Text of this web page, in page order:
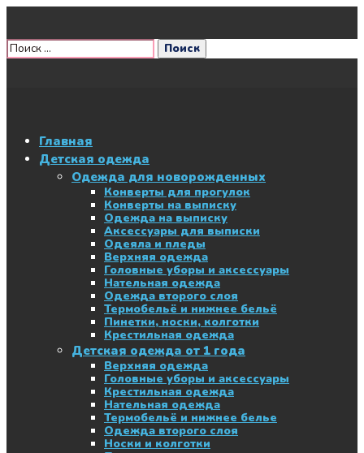
Главная
Детская одежда
Одежда для новорожденных
Конверты для прогулок
Конверты на выписку
Одежда на выписку
Аксессуары для выписки
Одеяла и пледы
Верхняя одежда
Головные уборы и аксессуары
Нательная одежда
Одежда второго слоя
Термобельё и нижнее бельё
Пинетки, носки, колготки
Крестильная одежда
Детская одежда от 1 года
Верхняя одежда
Головные уборы и аксессуары
Крестильная одежда
Нательная одежда
Термобельё и нижнее белье
Одежда второго слоя
Носки и колготки